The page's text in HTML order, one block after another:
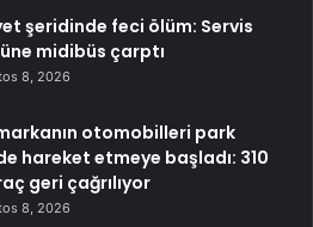
şeridinde feci ölüm: Servis
midibüs çarptı
8, 2026
otomobilleri park
hareket etmeye başladı: 310
geri çağrılıyor
8, 2026